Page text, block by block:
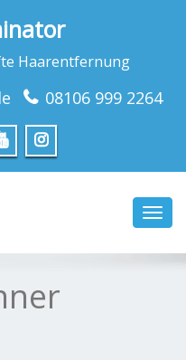
Haarentfernung
08106 999 2264